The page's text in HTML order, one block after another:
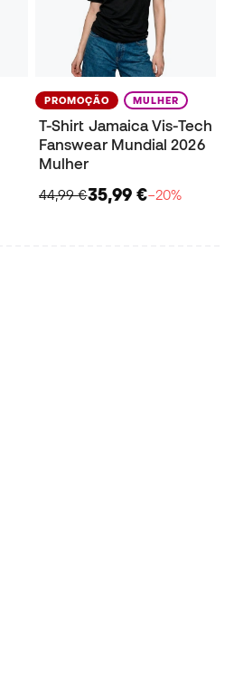
PROMOÇÃO MULHER
T-Shirt Jamaica Vis-Tech
Fanswear Mundial 2026
Mulher
44,99 €35,99 €−20%